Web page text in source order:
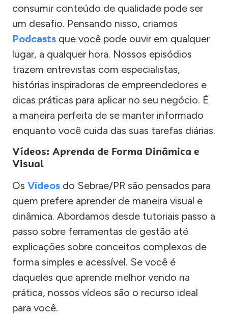
consumir conteúdo de qualidade pode ser
um desafio. Pensando nisso, criamos
Podcasts que você pode ouvir em qualquer
lugar, a qualquer hora. Nossos episódios
trazem entrevistas com especialistas,
histórias inspiradoras de empreendedores e
dicas práticas para aplicar no seu negócio. É
a maneira perfeita de se manter informado
enquanto você cuida das suas tarefas diárias.
Vídeos: Aprenda de Forma Dinâmica e
Visual
Os Vídeos do Sebrae/PR são pensados para
quem prefere aprender de maneira visual e
dinâmica. Abordamos desde tutoriais passo a
passo sobre ferramentas de gestão até
explicações sobre conceitos complexos de
forma simples e acessível. Se você é
daqueles que aprende melhor vendo na
prática, nossos vídeos são o recurso ideal
para você.